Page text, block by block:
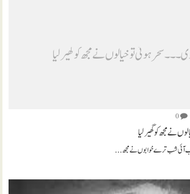
۔۔۔ سحر ہوئی تو خیالوں نے مجھ کو گھیر لیا
0
نے مجھ کو گھیر لیا
جب آئی شب ترے خوابوں نے مجھ...